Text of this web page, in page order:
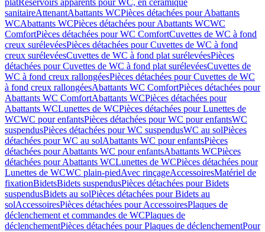
platRéservoirs apparents pour WC, en céramique
sanitaireAttenantAbattants WCPièces détachées pour Abattants
WCAbattants WCPièces détachées pour Abattants WCWC
ComfortPièces détachées pour WC ComfortCuvettes de WC à fond
creux surélevéesPièces détachées pour Cuvettes de WC à fond
creux surélevéesCuvettes de WC à fond plat surélevéesPièces
détachées pour Cuvettes de WC à fond plat surélevéesCuvettes de
WC à fond creux rallongéesPièces détachées pour Cuvettes de WC
à fond creux rallongéesAbattants WC ComfortPièces détachées pour
Abattants WC ComfortAbattants WCPièces détachées pour
Abattants WCLunettes de WCPièces détachées pour Lunettes de
WCWC pour enfantsPièces détachées pour WC pour enfantsWC
suspendusPièces détachées pour WC suspendusWC au solPièces
détachées pour WC au solAbattants WC pour enfantsPièces
détachées pour Abattants WC pour enfantsAbattants WCPièces
détachées pour Abattants WCLunettes de WCPièces détachées pour
Lunettes de WCWC plain-piedAvec rinçageAccessoiresMatériel de
fixationBidetsBidets suspendusPièces détachées pour Bidets
suspendusBidets au solPièces détachées pour Bidets au
solAccessoiresPièces détachées pour AccessoiresPlaques de
déclenchement et commandes de WCPlaques de
déclenchementPièces détachées pour Plaques de déclenchementPour